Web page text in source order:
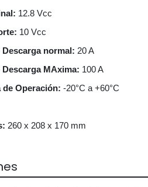
12.8 Vcc
10 Vcc
normal: 20 A
MAxima: 100 A
de Operación: -20°C a +60°C
260 x 208 x 170 mm